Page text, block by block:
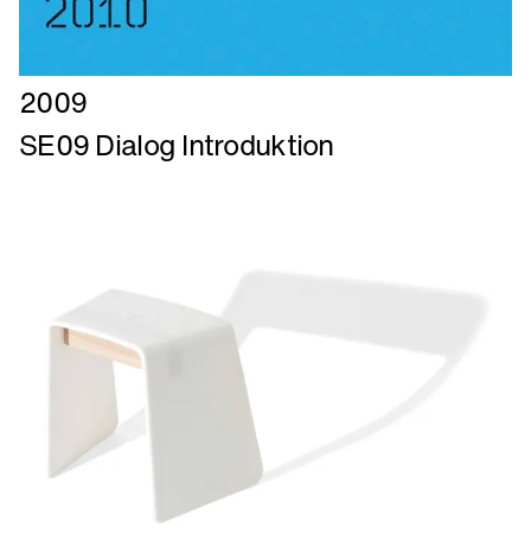
Læs
mere
om
2009
SE09 Dialog Introduktion